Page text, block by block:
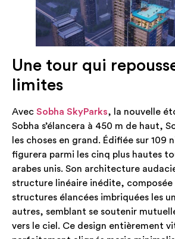
Une tour qui
limites
Avec Sobha SkyParks, la nouvelle
Sobha s’élancera à 450 m de haut,
les choses en grand. Édifiée sur 109
figurera parmi les cinq plus hautes
arabes unis. Son architecture
structure linéaire inédite, composée
structures élancées imbriquées les
autres, semblant se soutenir
vers le ciel. Ce design entièrement